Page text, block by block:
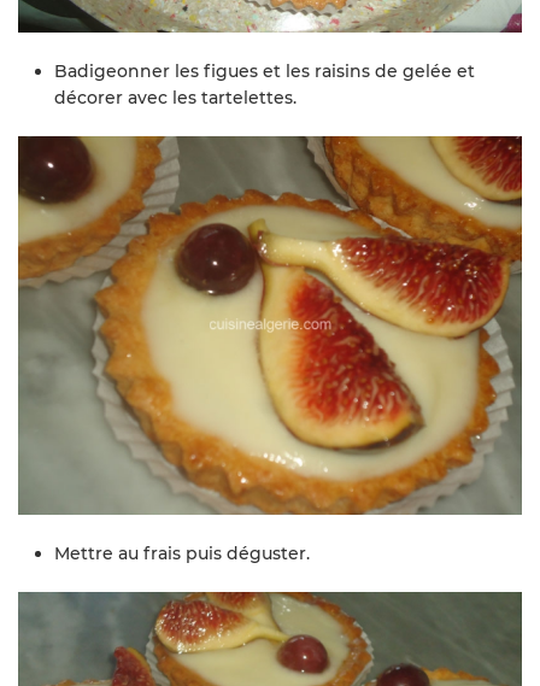
Badigeonner les figues et les raisins de gelée et
décorer avec les tartelettes.
Mettre au frais puis déguster.